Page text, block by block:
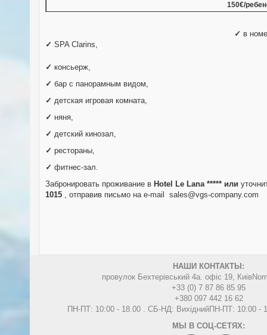
150€/
✓ в
✓ SPA Clarins,
✓ консьерж,
✓ бар с панорамным видом,
✓ детская игровая комната,
✓ няня,
✓ детский кинозал,
✓ рестораны,
✓ фитнес-зал.
Забронировать проживание в Hotel Le Lana ***** или
1015 , отправив письмо на e-mail sales@vgs-company.com
НАШИ КОНТАКТЫ:
провулок Бехтерівський 4а. офіс 19, Киів
+33 (0) 7 87 86 85 95
+380 097 442 16 62
ПН-ПТ: 10:00 - 18.00 . СБ-НД: ВихіднийПН-ПТ: 10:00 -
МЫ В СОЦ-СЕТЯХ: